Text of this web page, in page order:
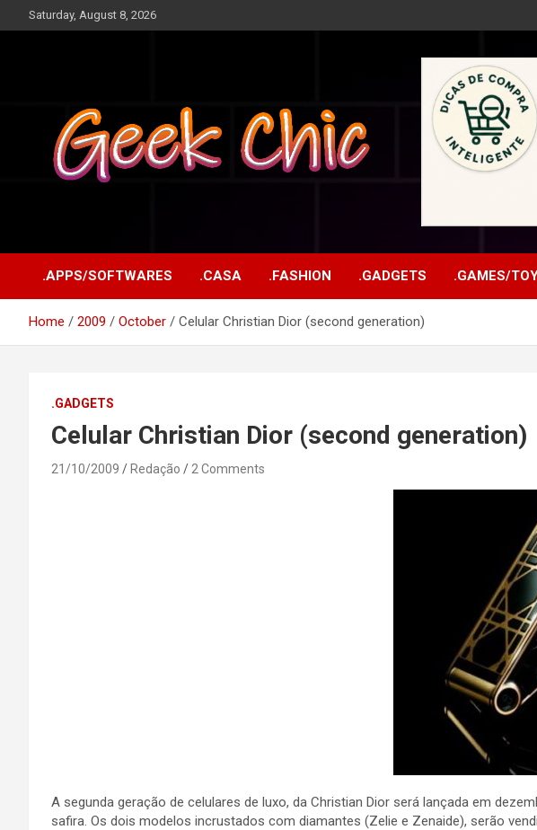
to
Saturday, August 8, 2026
.APPS/SOFTWARES .CASA .FASHION .GADGETS .GAMES/
Home 2009 October Celular Christian Dior (second generation)
.GADGETS
Celular Christian Dior (second generation)
21/10/2009 Redação 2 Comments
A segunda geração de celulares de luxo, da Christian Dior será lançada em
safira. Os dois modelos incrustados com diamantes (Zelie e Zenaide), serão